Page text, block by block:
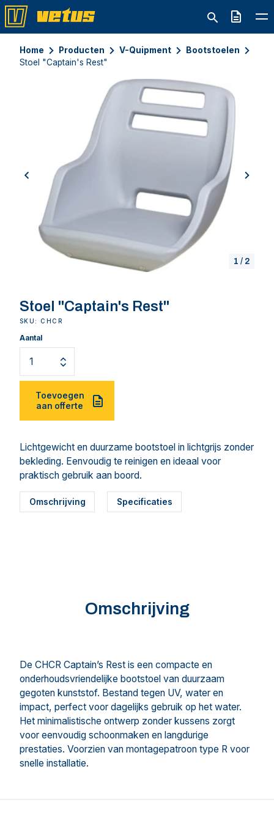
Offerte
Home Producten V-Quipment
Bootstoelen
Stoel "Captain's Rest"
previous next
1 / 2
Stoel "Captain's Rest"
SKU: CHCR
Aantal
Toevoegen
aan offerte
Lichtgewicht en duurzame bootstoel in lichtgrijs zonder
bekleding. Eenvoudig te reinigen en ideaal voor
praktisch gebruik aan boord.
Omschrijving Specificaties
Omschrijving
De CHCR Captain’s Rest is een compacte en
onderhoudsvriendelijke bootstoel van duurzaam
gegoten kunststof. Bestand tegen UV, water en
impact, perfect voor dagelijks gebruik op het water.
Het minimalistische ontwerp zonder kussens zorgt
voor eenvoudig schoonmaken en langdurige
prestaties. Voorzien van montagepatroon type R voor
snelle installatie.